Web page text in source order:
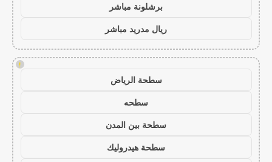
برشلونة مباشر
ريال مدريد مباشر
!
سطحة الرياض
سطحه
سطحة بين المدن
سطحة هيدروليك